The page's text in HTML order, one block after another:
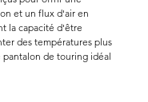
et un flux d'air en
la capacité d'être
des températures plus
de touring idéal